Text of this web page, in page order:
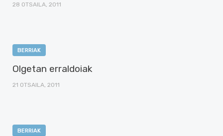
28 OTSAILA, 2011
BERRIAK
Olgetan erraldoiak
21 OTSAILA, 2011
BERRIAK